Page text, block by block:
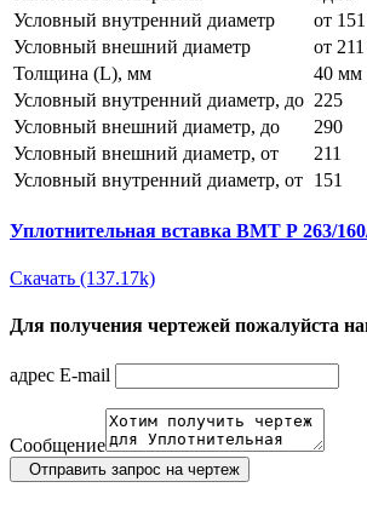
Условный внутренний диаметр
от
Условный внешний диаметр
от
Толщина (L), мм
40 мм
Условный внутренний диаметр, до 225
Условный внешний диаметр, до
290
Условный внешний диаметр, от
211
Условный внутренний диаметр, от 151
Уплотнительная вставка ВМТ Р 263/
Скачать (137.17k)
Для получения чертежей пожалуйста
адрес E-mail
Сообщение
Отправить запрос на чертеж